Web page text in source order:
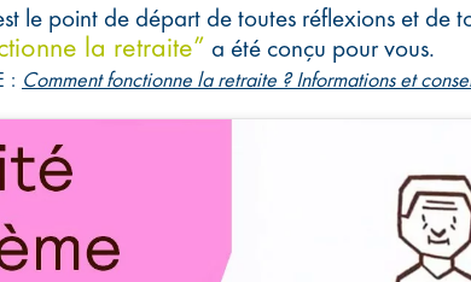
le point de départ de toutes réflexions et de
la retraite” a été conçu pour vous.
: Comment fonctionne la retraite ? Informations et